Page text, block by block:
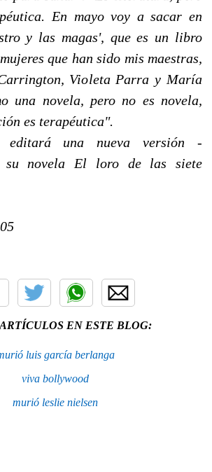
En mayo voy a sacar en
y las magas', que es un libro
que han sido mis maestras,
Violeta Parra y María
una novela, pero no es novela,
es terapéutica".
una nueva versión -
su novela El loro de las siete
EN ESTE BLOG:
luis garcía berlanga
viva bollywood
murió leslie nielsen